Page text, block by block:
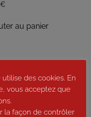
€
au panier
des cookies. En
vous acceptez que
la façon de contrôler